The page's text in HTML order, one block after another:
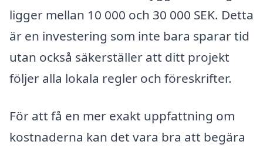
ligger mellan 10 000 och 30 000 SEK. Detta
är en investering som inte bara sparar tid
utan också säkerställer att ditt projekt
följer alla lokala regler och föreskrifter.
För att få en mer exakt uppfattning om
kostnaderna kan det vara bra att begära